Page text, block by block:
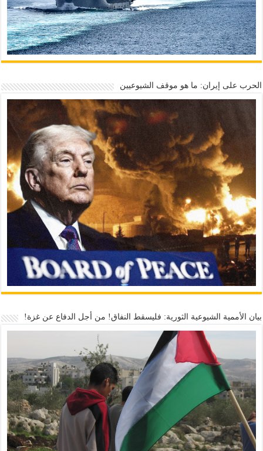
الحرب على إيران: ما هو موقف الشيوعيين
بيان الأممية الشيوعية الثورية: فليسقط النفاق! من أجل الدفاع عن غزة!